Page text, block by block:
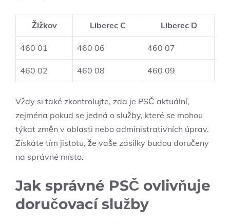
Žižkov Liberec C Liberec D
460 01 460 06 460 07
460 02 460 08 460 09
Vždy si také zkontrolujte, zda je PSČ aktuální,
zejména pokud se jedná o služby, které se mohou
týkat změn v oblasti nebo administrativních úprav.
Získáte tím jistotu, že vaše zásilky budou doručeny
na správné místo.
Jak správné PSČ ovlivňuje
doručovací služby